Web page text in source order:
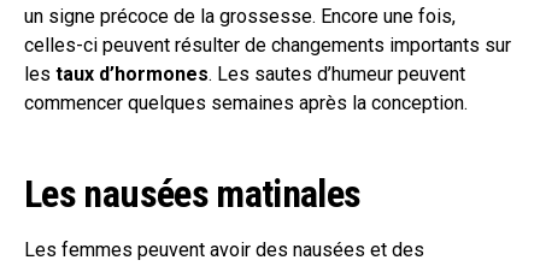
un signe précoce de la grossesse. Encore une fois,
celles-ci peuvent résulter de changements importants sur
les taux d’hormones. Les sautes d’humeur peuvent
commencer quelques semaines après la conception.
Les nausées matinales
Les femmes peuvent avoir des nausées et des